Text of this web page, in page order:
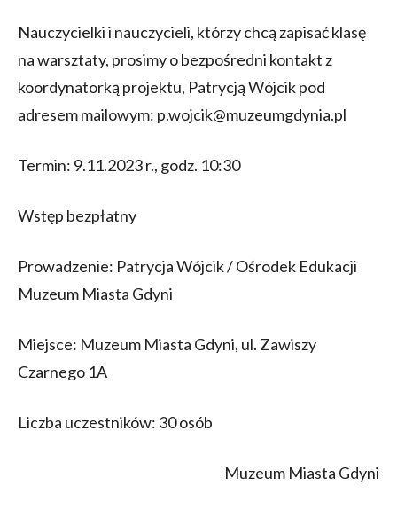
Nauczycielki i nauczycieli, którzy chcą zapisać klasę
na warsztaty, prosimy o bezpośredni kontakt z
koordynatorką projektu, Patrycją Wójcik pod
adresem mailowym: p.wojcik@muzeumgdynia.pl
Termin: 9.11.2023 r., godz. 10:30
Wstęp bezpłatny
Prowadzenie: Patrycja Wójcik / Ośrodek Edukacji
Muzeum Miasta Gdyni
Miejsce: Muzeum Miasta Gdyni, ul. Zawiszy
Czarnego 1A
Liczba uczestników: 30 osób
Muzeum Miasta Gdyni